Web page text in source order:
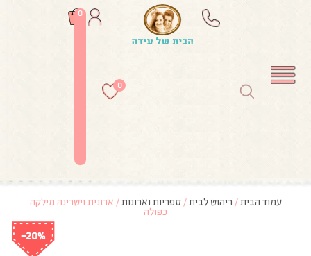
0
0
עמוד הבית/ ריהוט לבית/ספריות וארונות/ ארונית ויטרינה מילקה
כפולה
-20%